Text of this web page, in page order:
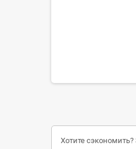
Хотите